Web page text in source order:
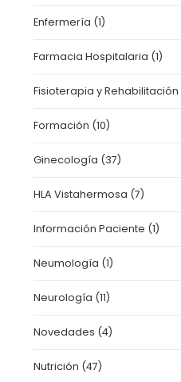
Enfermería (1)
Farmacia Hospitalaria (1)
Fisioterapia y Rehabilitación
Formación (10)
Ginecología (37)
HLA Vistahermosa (7)
Información Paciente (1)
Neumología (1)
Neurología (11)
Novedades (4)
Nutrición (47)